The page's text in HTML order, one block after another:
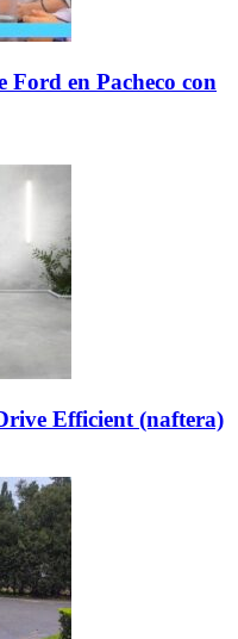
Ford en Pacheco con
Efficient (naftera)